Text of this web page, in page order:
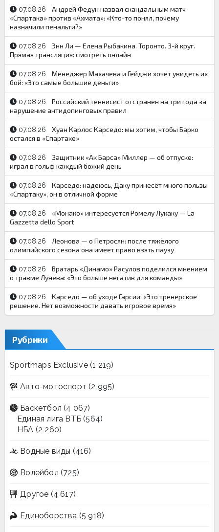
07.08.26
Андрей Федун назвал скандальным матч
«Спартака» против «Ахмата»: «Кто-то понял, почему
назначили пенальти?»
07.08.26
Энн Ли — Елена Рыбакина. Торонто. 3-й круг.
Прямая трансляция: смотреть онлайн
07.08.26
Менеджер Махачева и Гейджи хочет увидеть их
бой: «Это самые большие деньги»
07.08.26
Российский теннисист отстранен на три года за
нарушение антидопинговых правил
07.08.26
Хуан Карлос Карседо: мы хотим, чтобы Барко
остался в «Спартаке»
07.08.26
Защитник «Ак Барса» Миллер — об отпуске:
играл в гольф каждый божий день
07.08.26
Карседо: надеюсь, Даку принесёт много пользы
«Спартаку», он в отличной форме
07.08.26
«Монако» интересуется Ромелу Лукаку — La
Gazzetta dello Sport
07.08.26
Леонова — о Петросян: после тяжёлого
олимпийского сезона она имеет право взять паузу
07.08.26
Вратарь «Динамо» Расулов поделился мнением
о травме Лунева: «Это больше негатив для команды»
07.08.26
Карседо — об уходе Гарсии: «Это тренерское
решение. Нет возможности давать игровое время»
Рубрики
Sportmaps Exclusive(1 219)
Авто-мотоспорт (2 995)
Баскетбол (4 067)
Единая лига ВТБ (564)
НБА (2 260)
Водные виды (416)
Волейбол (725)
Другое (4 617)
Единоборства (5 918)